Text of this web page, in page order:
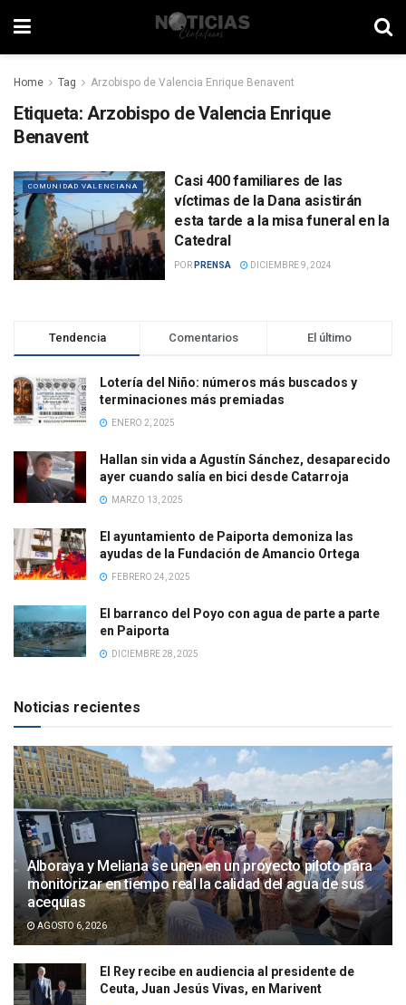
Home Tag Arzobispo de Valencia Enrique Benavent
Etiqueta: Arzobispo de Valencia Enrique
Benavent
COMUNIDAD VALENCIANA
Casi 400 familiares de las
víctimas de la Dana asistirán
esta tarde a la misa funeral en la
Catedral
POR PRENSA DICIEMBRE 9, 2024
Tendencia Comentarios El último
Lotería del Niño: números más buscados y
terminaciones más premiadas
ENERO 2, 2025
Hallan sin vida a Agustín Sánchez, desaparecido
ayer cuando salía en bici desde Catarroja
MARZO 13, 2025
El ayuntamiento de Paiporta demoniza las
ayudas de la Fundación de Amancio Ortega
FEBRERO 24, 2025
El barranco del Poyo con agua de parte a parte
en Paiporta
DICIEMBRE 28, 2025
Noticias recientes
Alboraya y Meliana se unen en un proyecto piloto para
monitorizar en tiempo real la calidad del agua de sus
acequias
AGOSTO 6, 2026
El Rey recibe en audiencia al presidente de
Ceuta, Juan Jesús Vivas, en Marivent